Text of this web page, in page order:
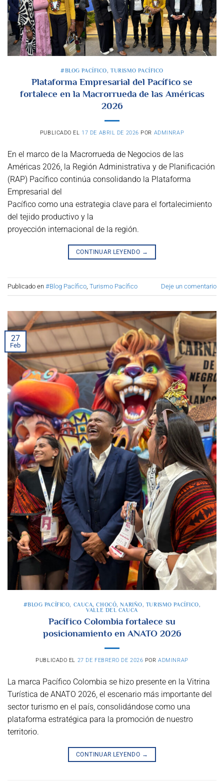
#BLOG PACÍFICO, TURISMO PACÍFICO
Plataforma Empresarial del Pacífico se
fortalece en la Macrorrueda de las Américas
2026
PUBLICADO EL 17 DE ABRIL DE 2026 POR ADMINRAP
En el marco de la Macrorrueda de Negocios de las
Américas 2026, la Región Administrativa y de Planificación
(RAP) Pacífico continúa consolidando la Plataforma
Empresarial del
Pacífico como una estrategia clave para el fortalecimiento
del tejido productivo y la
proyección internacional de la región.
CONTINUAR LEYENDO →
Publicado en #Blog Pacífico Turismo Pacífico Deje un comentario
27
Feb
#BLOG PACÍFICO, CAUCA,CHOCÓ,NARIÑO, TURISMO PACÍFICO,
VALLE DEL CAUCA
Pacífico Colombia fortalece su
posicionamiento en ANATO 2026
PUBLICADO EL 27 DE FEBRERO DE 2026 PORADMINRAP
La marca Pacífico Colombia se hizo presente en la Vitrina
Turística de ANATO 2026, el escenario más importante del
sector turismo en el país, consolidándose como una
plataforma estratégica para la promoción de nuestro
territorio.
CONTINUAR LEYENDO →